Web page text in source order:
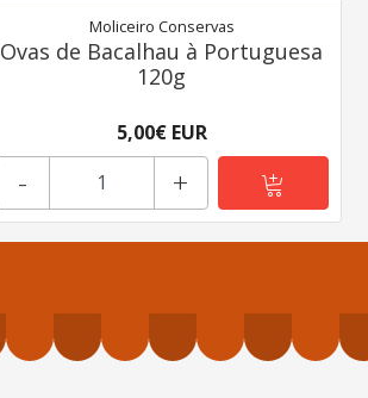
Moliceiro Conservas
Ovas de Bacalhau à Portuguesa
120g
5,00€ EUR
+
-